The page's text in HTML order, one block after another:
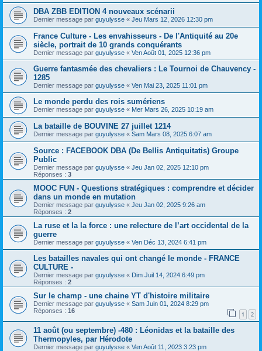
DBA ZBB EDITION 4 nouveaux scénarii
Dernier message par guyulysse « Jeu Mars 12, 2026 12:30 pm
France Culture - Les envahisseurs - De l'Antiquité au 20e
siècle, portrait de 10 grands conquérants
Dernier message par guyulysse « Ven Août 01, 2025 12:36 pm
Guerre fantasmée des chevaliers : Le Tournoi de Chauvency -
1285
Dernier message par guyulysse « Ven Mai 23, 2025 11:01 pm
Le monde perdu des rois sumériens
Dernier message par guyulysse « Mer Mars 26, 2025 10:19 am
La bataille de BOUVINE 27 juillet 1214
Dernier message par guyulysse « Sam Mars 08, 2025 6:07 am
Source : FACEBOOK DBA (De Bellis Antiquitatis) Groupe
Public
Dernier message par guyulysse « Jeu Jan 02, 2025 12:10 pm
Réponses : 3
MOOC FUN - Questions stratégiques : comprendre et décider
dans un monde en mutation
Dernier message par guyulysse « Jeu Jan 02, 2025 9:26 am
Réponses : 2
La ruse et la la force : une relecture de l’art occidental de la
guerre
Dernier message par guyulysse « Ven Déc 13, 2024 6:41 pm
Les batailles navales qui ont changé le monde - FRANCE
CULTURE -
Dernier message par guyulysse « Dim Juil 14, 2024 6:49 pm
Réponses : 2
Sur le champ - une chaine YT d'histoire militaire
Dernier message par guyulysse « Sam Juin 01, 2024 8:29 pm
Réponses : 16 1 2
11 août (ou septembre) -480 : Léonidas et la bataille des
Thermopyles, par Hérodote
Dernier message par guyulysse « Ven Août 11, 2023 3:23 pm